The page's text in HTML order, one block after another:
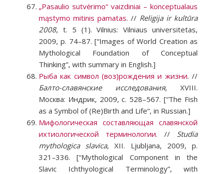
„Pasaulio sutvėrimo“ vaizdiniai – konceptualaus
mąstymo mitinis pamatas. // Religija ir kultūra
2008, t. 5 (1). Vilnius: Vilniaus universitetas,
2009, p. 74–87. [“Images of World Creation as
Mythological Foundation of Conceptual
Thinking”, with summary in English.]
Рыба как символ (воз)рождения и жизни. //
Балто-славянские исследования, XVIII.
Москва: Индрик, 2009, с. 528–567. [“The Fish
as a Symbol of (Re)Birth and Life“, in Russian.]
Мифологическая составляющая славянской
ихтиологической терминологии. // Studia
mythologica slavica, XII. Ljubljana, 2009, p.
321–336. [“Mythological Component in the
Slavic Ichthyological Terminology”, with